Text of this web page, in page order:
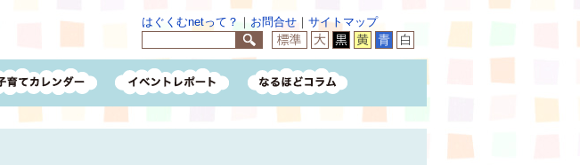
はぐくむnetって？ ｜ お問合せ ｜ サイトマップ